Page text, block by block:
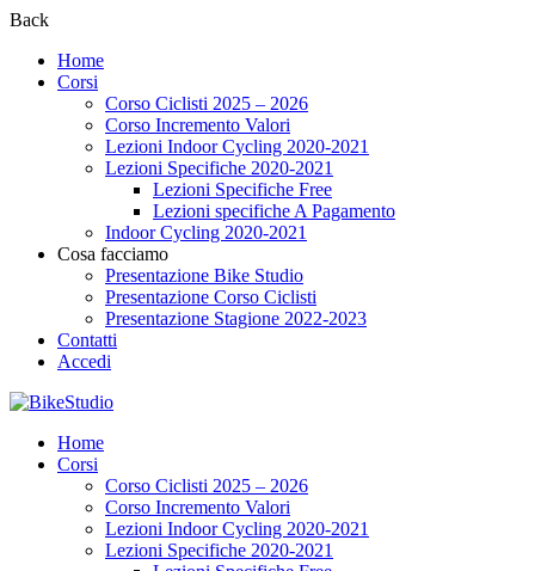
Back
Home
Corsi
Corso Ciclisti 2025 – 2026
Corso Incremento Valori
Lezioni Indoor Cycling 2020-2021
Lezioni Specifiche 2020-2021
Lezioni Specifiche Free
Lezioni specifiche A Pagamento
Indoor Cycling 2020-2021
Cosa facciamo
Presentazione Bike Studio
Presentazione Corso Ciclisti
Presentazione Stagione 2022-2023
Contatti
Accedi
Home
Corsi
Corso Ciclisti 2025 – 2026
Corso Incremento Valori
Lezioni Indoor Cycling 2020-2021
Lezioni Specifiche 2020-2021